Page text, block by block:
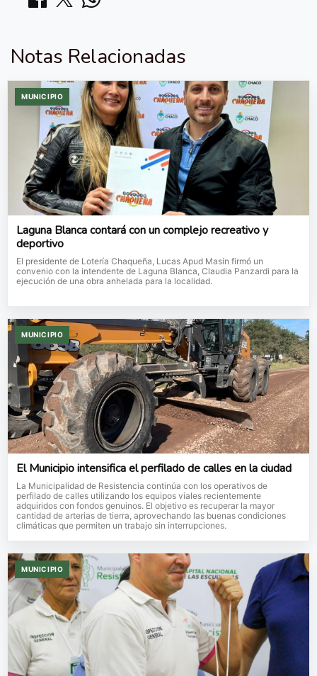
Notas Relacionadas
MUNICIPIO
Laguna Blanca contará con un complejo recreativo y
deportivo
El presidente de Lotería Chaqueña, Lucas Apud Masín firmó un
convenio con la intendente de Laguna Blanca, Claudia Panzardi para la
ejecución de una obra anhelada para la localidad.
MUNICIPIO
El Municipio intensifica el perfilado de calles en la ciudad
La Municipalidad de Resistencia continúa con los operativos de
perfilado de calles utilizando los equipos viales recientemente
adquiridos con fondos genuinos. El objetivo es recuperar la mayor
cantidad de arterias de tierra, aprovechando las buenas condiciones
climáticas que permiten un trabajo sin interrupciones.
MUNICIPIO